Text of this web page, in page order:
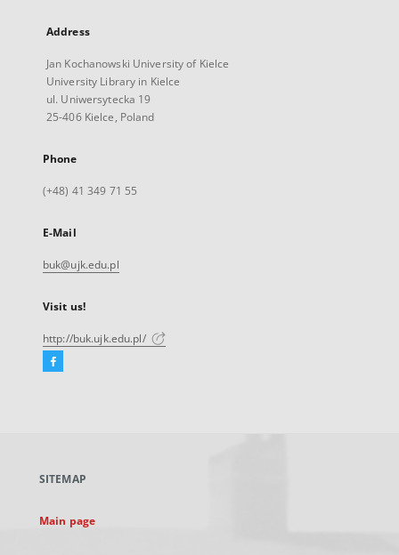
Address
Jan Kochanowski University of Kielce
University Library in Kielce
ul. Uniwersytecka 19
25-406 Kielce, Poland
Phone
(+48) 41 349 71 55
E-Mail
buk@ujk.edu.pl
Visit us!
http://buk.ujk.edu.pl/
Facebook
new
SITEMAP
Main page